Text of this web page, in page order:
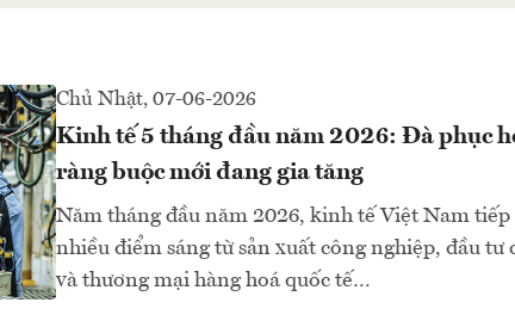
Chủ Nhật, 07-06-2026
Kinh tế 5 tháng đầu năm 2026: Đà phục
ràng buộc mới đang gia tăng
Năm tháng đầu năm 2026, kinh tế Việt Nam
nhiều điểm sáng từ sản xuất công nghiệp, đầu
và thương mại hàng hoá quốc tế…